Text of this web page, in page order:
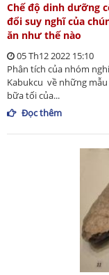
Chế độ dinh dưỡng
đổi suy nghĩ của
ăn như thế nào
05 Th12 2022 15:10
Phân tích của nhóm
Kabukcu về những
bữa tối của...
Đọc thêm